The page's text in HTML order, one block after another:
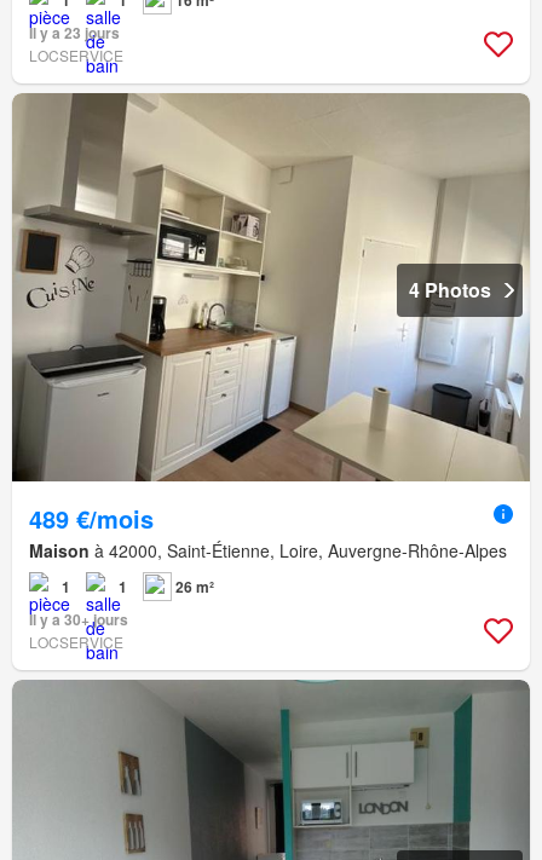
Il y a 23 jours
LOCSERVICE
4 Photos
489 €/mois
Maison à 42000, Saint-Étienne, Loire, Auvergne-Rhône-Alpes
1 1
26 m²
Il y a 30+ jours
LOCSERVICE